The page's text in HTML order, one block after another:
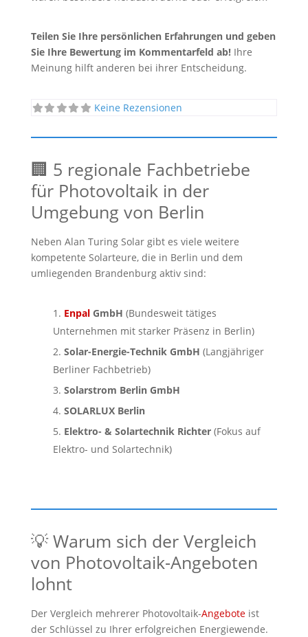
Teilen Sie Ihre persönlichen Erfahrungen und geben
Sie Ihre Bewertung im Kommentarfeld ab!Ihre
Meinung hilft anderen bei ihrer Entscheidung.
Keine Rezensionen
🏢 5 regionale Fachbetriebe
für Photovoltaik in der
Umgebung von Berlin
Neben Alan Turing Solar gibt es viele weitere
kompetente Solarteure, die in Berlin und dem
umliegenden Brandenburg aktiv sind:
EnpalGmbH (Bundesweit tätiges
Unternehmen mit starker Präsenz in Berlin)
Solar-Energie-Technik GmbH (Langjähriger
Berliner Fachbetrieb)
Solarstrom Berlin GmbH
SOLARLUX Berlin
Elektro- & Solartechnik Richter(Fokus auf
Elektro- und Solartechnik)
💡 Warum sich der Vergleich
von Photovoltaik-Angeboten
lohnt
Der Vergleich mehrerer Photovoltaik-Angeboteist
der Schlüssel zu Ihrer erfolgreichen Energiewende.